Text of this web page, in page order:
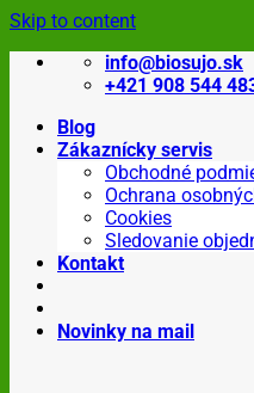
Skip to content
info@biosujo.sk
+421 908 544
Blog
Zákaznícky servis
Obchodné
Ochrana
Cookies
Sledovanie
Kontakt
Novinky na mail